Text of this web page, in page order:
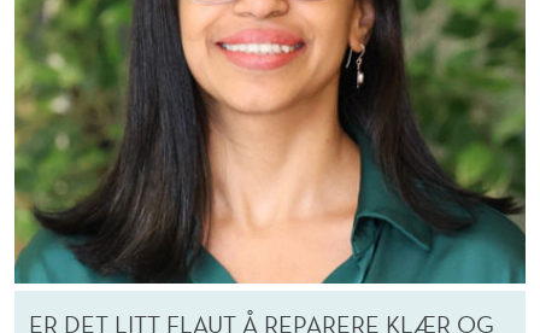
ER DET LITT FLAUT Å REPARERE KLÆR OG